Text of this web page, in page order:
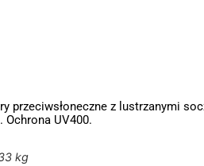
przeciwsłoneczne z lustrzanymi
Ochrona UV400.
kg